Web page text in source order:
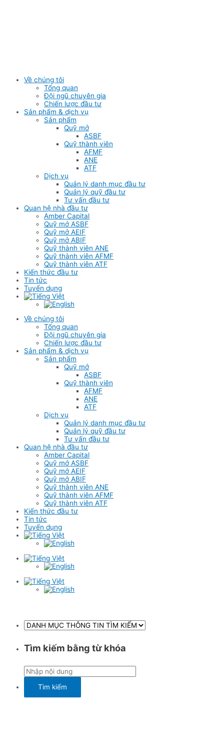
Về chúng tôi
Tổng quan
Đội ngũ chuyên gia
Chiến lược đầu tư
Sản phẩm & dịch vụ
Sản phẩm
Quỹ mở
ASBF
Quỹ thành viên
AFMF
ANE
ATF
Dịch vụ
Quản lý danh mục đầu tư
Quản lý quỹ đầu tư
Tư vấn đầu tư
Quan hệ nhà đầu tư
Amber Capital
Quỹ mở ASBF
Quỹ mở AEIF
Quỹ mở ABIF
Quỹ thành viên ANE
Quỹ thành viên AFMF
Quỹ thành viên ATF
Kiến thức đầu tư
Tin tức
Tuyển dụng
Về chúng tôi
Tổng quan
Đội ngũ chuyên gia
Chiến lược đầu tư
Sản phẩm & dịch vụ
Sản phẩm
Quỹ mở
ASBF
Quỹ thành viên
AFMF
ANE
ATF
Dịch vụ
Quản lý danh mục đầu tư
Quản lý quỹ đầu tư
Tư vấn đầu tư
Quan hệ nhà đầu tư
Amber Capital
Quỹ mở ASBF
Quỹ mở AEIF
Quỹ mở ABIF
Quỹ thành viên ANE
Quỹ thành viên AFMF
Quỹ thành viên ATF
Kiến thức đầu tư
Tin tức
Tuyển dụng
Tìm kiếm bằng từ khóa